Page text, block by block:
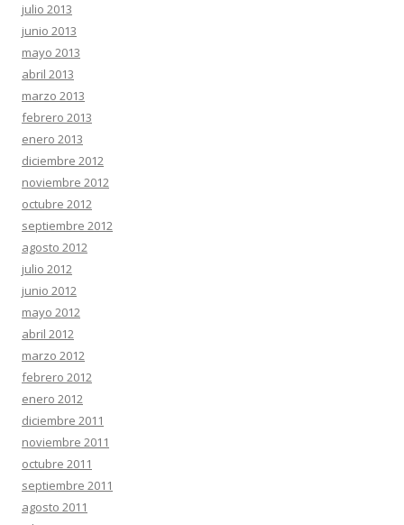
julio 2013
junio 2013
mayo 2013
abril 2013
marzo 2013
febrero 2013
enero 2013
diciembre 2012
noviembre 2012
octubre 2012
septiembre 2012
agosto 2012
julio 2012
junio 2012
mayo 2012
abril 2012
marzo 2012
febrero 2012
enero 2012
diciembre 2011
noviembre 2011
octubre 2011
septiembre 2011
agosto 2011